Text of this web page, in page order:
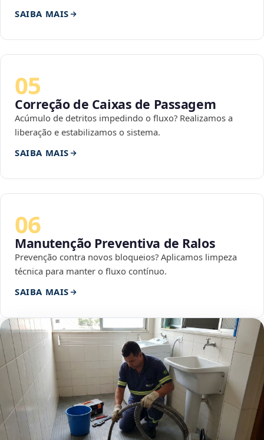
SAIBA MAIS
05
Correção de Caixas de Passagem
Acúmulo de detritos impedindo o fluxo? Realizamos a
liberação e estabilizamos o sistema.
SAIBA MAIS
06
Manutenção Preventiva de Ralos
Prevenção contra novos bloqueios? Aplicamos limpeza
técnica para manter o fluxo contínuo.
SAIBA MAIS